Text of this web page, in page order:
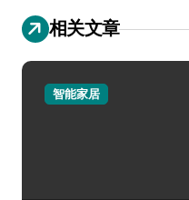
相关文章
智能家居